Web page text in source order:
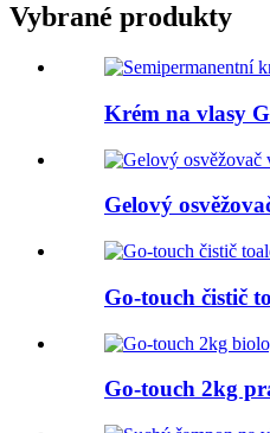
Vybrané produkty
Krém na vlasy
Gelový
Go-touch čistič
Go-touch 2kg